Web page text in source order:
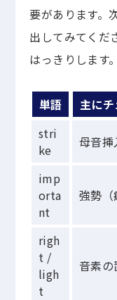
要があります。
出してみてくだ
はっきりします。
単語 主に
stri
ke
母音挿
imp
orta
nt
強勢（
righ
t /
ligh
t
音素の